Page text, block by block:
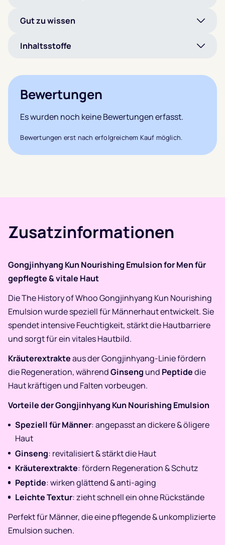
Gut zu wissen
Inhaltsstoffe
Bewertungen
Es wurden noch keine Bewertungen erfasst.
Bewertungen erst nach erfolgreichem Kauf möglich.
Zusatzinformationen
Gongjinhyang Kun Nourishing Emulsion for Men für
gepflegte & vitale Haut
Die The History of Whoo Gongjinhyang Kun Nourishing
Emulsion wurde speziell für Männerhaut entwickelt. Sie
spendet intensive Feuchtigkeit, stärkt die Hautbarriere
und sorgt für ein vitales Hautbild.
Kräuterextrakteaus der Gongjinhyang-Linie fördern
die Regeneration, währendGinseng und Peptidedie
Haut kräftigen und Falten vorbeugen.
Vorteile der Gongjinhyang Kun Nourishing Emulsion
Speziell für Männer: angepasst an dickere & öligere
Haut
Ginseng: revitalisiert & stärkt die Haut
Kräuterextrakte: fördern Regeneration & Schutz
Peptide: wirken glättend & anti-aging
Leichte Textur: zieht schnell ein ohne Rückstände
Perfekt für Männer, die eine pflegende & unkomplizierte
Emulsion suchen.